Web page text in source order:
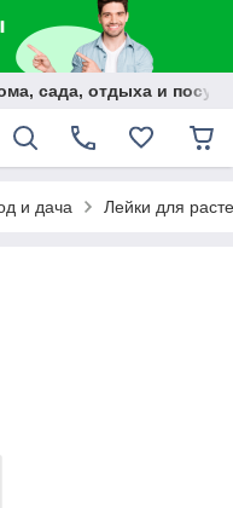
сада, отдыха и
и дача Лейки для